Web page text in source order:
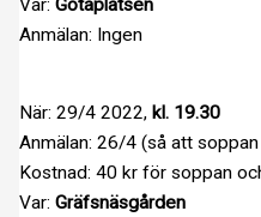
Var:Götaplatsen
När: 29/4 2022, kl. 19.30
Anmälan: 26/4 (så att
Kostnad: 40 kr för soppan
Var:Gräfsnäsgården